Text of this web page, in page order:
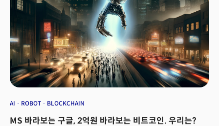
AI ROBOT BLOCKCHAIN
MS 바라보는 구글, 2억원 바라보는 비트코인. 우리는?